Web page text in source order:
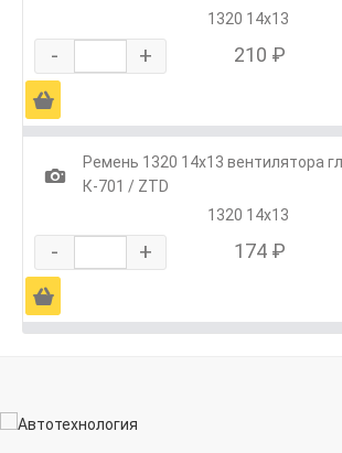
1320 14х13
- + 210 ₽
Ä
1
Ремень 1320 14х13 вентилятора
К-701 / ZTD
1320 14х13
- + 174 ₽
Ä